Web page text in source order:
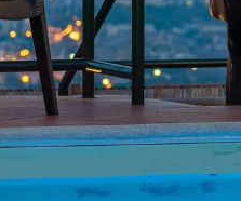
sito